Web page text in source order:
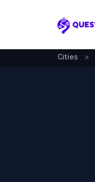
Questo
Cities >